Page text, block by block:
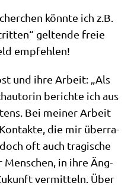
könn­te ich z.B.
gel­ten­de freie
empfehlen!
und ihre Arbeit: „Als
berich­te ich aus
Bei mei­ner Arbeit
die mir über­ra­
oft auch tra­gi­sche
Men­schen, in ihre Äng­
ver­mit­teln. Über